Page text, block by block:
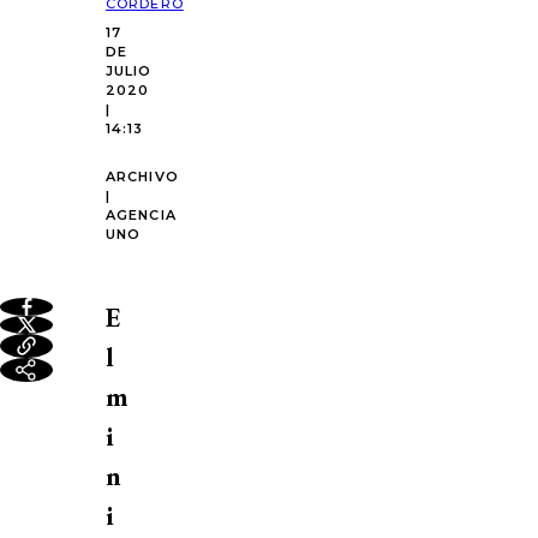
CORDERO
17
DE
JULIO
2020
|
14:13
ARCHIVO
|
AGENCIA
UNO
E
l
m
i
n
i